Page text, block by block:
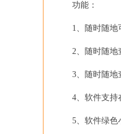
功能：
1、随时随地可
2、随时随地查
3、随时随地查
4、软件支持在
5、软件绿色小